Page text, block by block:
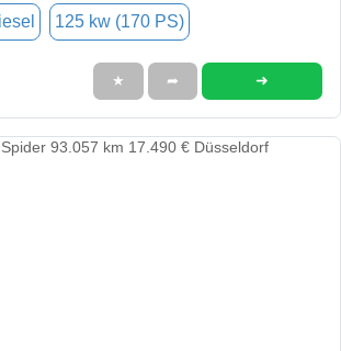
125 kw (170 PS)
★ ➦ ➜